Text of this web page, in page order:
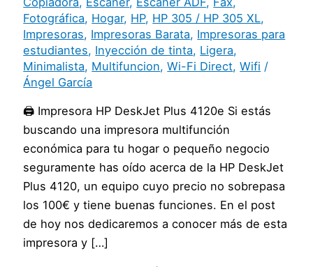
Fotográfica, Hogar, HP, HP 305 / HP 305 XL,
Impresoras, Impresoras Barata, Impresoras para
estudiantes, Inyección de tinta, Ligera,
Minimalista, Multifuncion,Wi-Fi Direct,Wifi /
Ángel García
🖨️ Impresora HP DeskJet Plus 4120e Si estás
buscando una impresora multifunción
económica para tu hogar o pequeño negocio
seguramente has oído acerca de la HP DeskJet
Plus 4120, un equipo cuyo precio no sobrepasa
los 100€ y tiene buenas funciones. En el post
de hoy nos dedicaremos a conocer más de esta
impresora y […]